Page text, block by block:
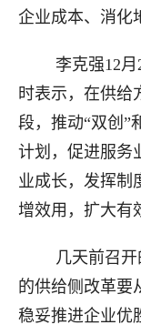
企业成本、消化
李克强12月2
时表示，在供给
段，推动“双创”
计划，促进服务
业成长，发挥制
增效用，扩大有
几天前召开的
的供给侧改革要
稳妥推进企业优